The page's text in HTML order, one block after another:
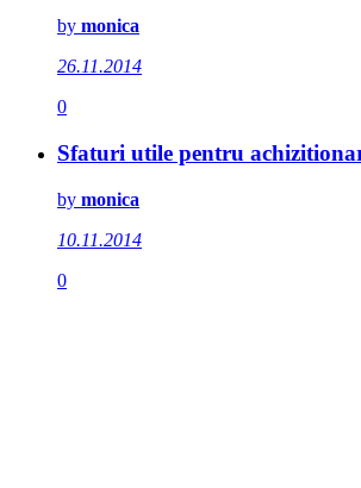
by monica
26.11.2014
0
Sfaturi utile pentru
by monica
10.11.2014
0